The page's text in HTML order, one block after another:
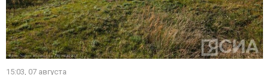
15:03, 07 августа